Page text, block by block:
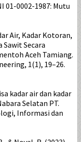
01-0002-1987: Mutu
Air, Kadar Kotoran,
Sawit Secara
Aceh Tamiang.
1(1), 19–26.
kadar air dan kadar
Selatan PT.
Informasi dan